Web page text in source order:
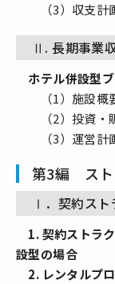
（3）収支計画
Ⅱ. 長期事業
ホテル併設型
（1）施設概
（2）投資・
（3）運営計
第3編 スト
Ⅰ．契約スト
1. 契約ストラ
設型の場合
2. レンタルプ